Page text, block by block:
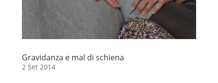
Gravidanza e mal di schiena
2 Set 2014